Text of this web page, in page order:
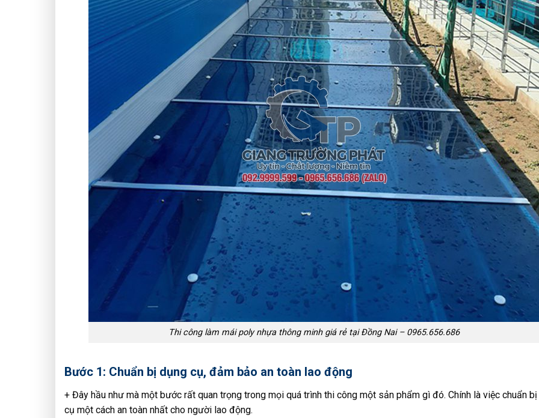
Thi công làm mái poly nhựa thông minh giá rẻ tại Đồng Nai – 0965.656.686
Bước 1: Chuẩn bị dụng cụ, đảm bảo an toàn lao động
+ Đây hầu như mà một bước rất quan trọng trong mọi quá trình thi công một sản phẩm gì đó. Chính là việc chuẩn
cụ một cách an toàn nhất cho người lao động.